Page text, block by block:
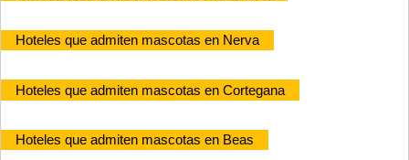
Hoteles que admiten mascotas en Nerva
Hoteles que admiten mascotas en Cortegana
Hoteles que admiten mascotas en Beas